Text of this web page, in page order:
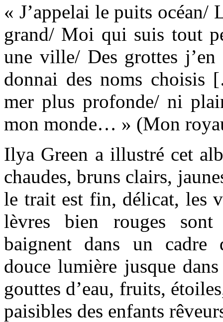
« J’appelai le puits océan/
grand/ Moi qui suis tout
une ville/ Des grottes
donnai des noms
mer plus profonde/ ni
mon monde… » (Mon
Ilya Green a illustré cet
chaudes, bruns clairs,
le trait est fin, délicat, les
lèvres bien rouges
baignent dans un cadre
douce lumière jusque
gouttes d’eau, fruits,
paisibles des enfants